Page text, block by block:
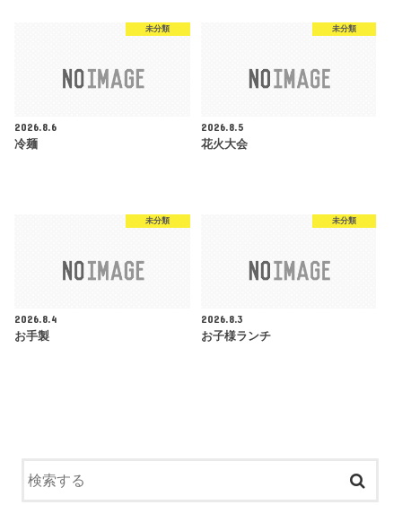
未分類
2026.8.6
冷麺
未分類
2026.8.5
花火大会
未分類
2026.8.4
お手製
未分類
2026.8.3
お子様ランチ